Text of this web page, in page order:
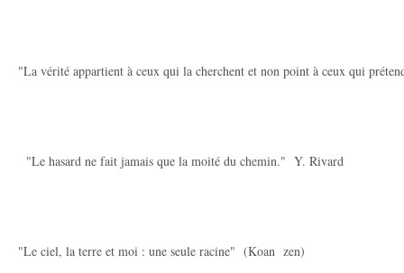
"La vérité appartient à ceux qui la cherchent et non point à ceux qui
"Le hasard ne fait jamais que la moité du chemin." Y. Rivard
"Le ciel, la terre et moi : une seule racine" (Koan zen)